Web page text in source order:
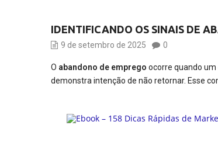
IDENTIFICANDO OS SINAIS DE
9 de setembro de 2025 0
O abandono de emprego ocorre quando
demonstra intenção de não retornar. Esse